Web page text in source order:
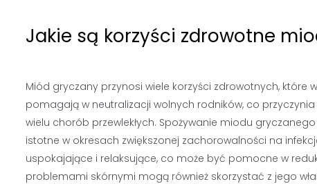
Jakie są korzyści zdrowotne
Miód gryczany przynosi wiele korzyści zdrowotnych, które
pomagają w neutralizacji wolnych rodników, co
wielu chorób przewlekłych. Spożywanie miodu
istotne w okresach zwiększonej zachorowalności na
uspokajające i relaksujące, co może być pomocne w
problemami skórnymi mogą również skorzystać z jego